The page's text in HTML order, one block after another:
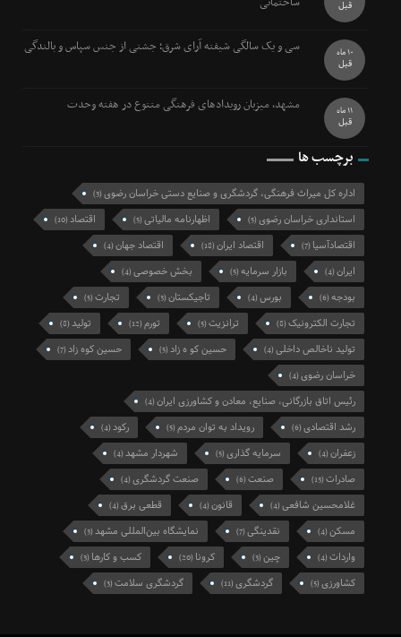
قبل
سی و یک سالگی شیفته آرای شرق؛ جشنی از جنس سپاس و بالندگی 10 ماه
قبل
مشهد، میزبان رویدادهای فرهنگی متنوع در هفته وحدت 11 ماه
قبل
برچسب ها
اداره کل میراث فرهنگی، گردشگری و صنایع دستی خراسان رضوی(3)
استانداری خراسان رضوی(5) اظهارنامه مالیاتی(5) اقتصاد(10)
اقتصادآسیا (7) اقتصاد ایران(18) اقتصاد جهان(4)
ایران(4) بازار سرمایه(5) بخش خصوصی(4)
بودجه(6) بورس(4) تاجیکستان(3) تجارت(5)
تجارت الکترونیک(8) ترانزیت(5) تورم(12) تولید(8)
تولید ناخالص داخلی(4) حسین کو ه زاد(5) حسین کوه زاد(7)
خراسان رضوی(4)
رئیس اتاق بازرگانی، صنایع، معادن و کشاورزی ایران(4)
رشد اقتصادی(6) رویداد به توان مردم(5) رکود(4)
زعفران(4) سرمایه گذاری(5) شهردار مشهد(4)
صادرات(13) صنعت(6) صنعت گردشگری(4)
غلامحسین شافعی(4) قانون(4) قطعی برق(4)
مسکن(4) نقدینگی(7) نمایشگاه بین‌المللی مشهد(3)
واردات(4) چین(3) کرونا (20) کسب و کارها (3)
کشاورزی(5) گردشگری(11) گردشگری سلامت(3)